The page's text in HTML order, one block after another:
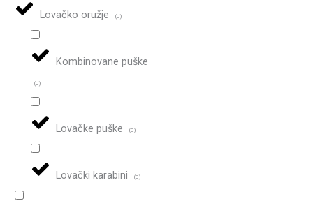
Lovačko oružje (0)
Kombinovane puške
(0)
Lovačke puške (0)
Lovački karabini (0)